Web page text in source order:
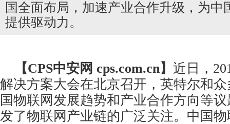
国全面布局，加速产业合作升级，为中
提供驱动力。
【CPS中安网 cps.com.cn】 近日，
解决方案大会在北京召开，英特尔和
国物联网发展趋势和产业合作方向等
发了物联网产业链的广泛关注。中国